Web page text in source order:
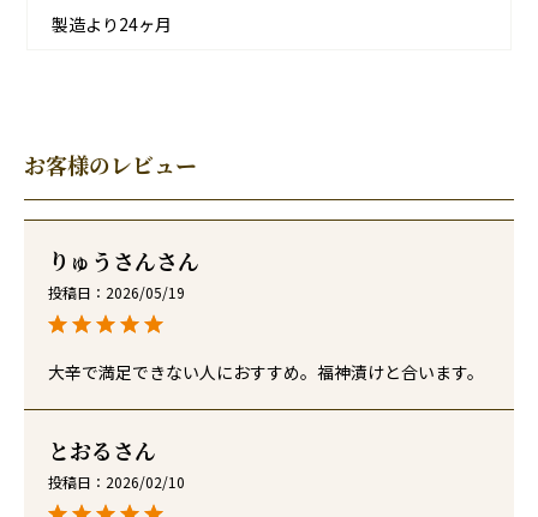
製造より24ヶ月
お客様のレビュー
りゅうさん
投稿日 2026/05/19
大辛で満足できない人におすすめ。福神漬けと合います。
とおる
投稿日 2026/02/10